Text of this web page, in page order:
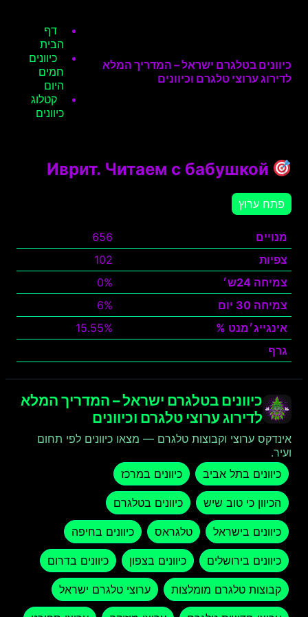
כיוונים בטלגרם ישראל – המדריך המלא
לדירוג ערוצי טלגרם וכיוונים
דף
הבית
כיוונים
חמים
היום
קטלוג
כיוונים
פתח ערוץ
מנויים
656
צפיות
102
צמיחה 24ש׳
0%
צמיחה 30 יום
6%
אינגייג׳מנט %
15.55%
גרף
כיוונים בטלגרם ישראל – המדריך המלא
לדירוג ערוצי טלגרם וכיוונים
אינדקס ערוצי וקבוצות טלגרם — מצאו כיוונים לפי תחום
ועיר.
כיוונים בתל אביב
כיוונים במרכז
הכיוון כי טוב שיש כיוונים בטלגרם
כיוונים בישראל טלגראס כיוונים בחיפה
כיוונים בירושלים כיוונים בצפון כיוונים בדרום
קבוצות טלגרם מומלצות ערוצי טלגרם ישראל